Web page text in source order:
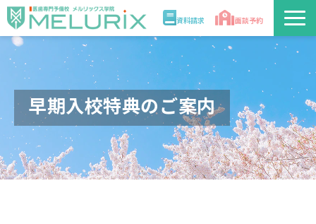
資料請求 面談予約
説明会/講座
校舎情報
入学案内
合格実績・合格体験記
早期入校特典のご案内